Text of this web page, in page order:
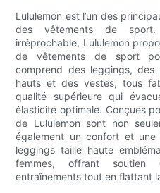
Lululemon est l’un des
des vêtements de
irréprochable, Lululemon
de vêtements de sport
comprend des leggings,
hauts et des vestes, tous
qualité supérieure qui
élasticité optimale. Conçues
de Lululemon sont non
également un confort et une
leggings taille haute
femmes, offrant
entraînements tout en flattant